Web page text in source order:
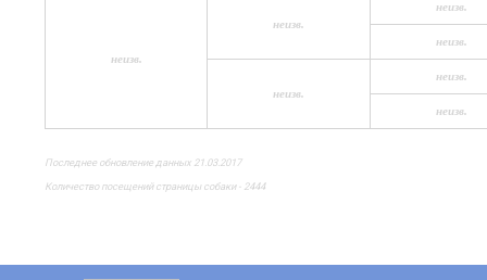
неизв.
неизв.
неизв.
неизв.
неизв.
неизв.
неизв.
Последнее обновление данных 21.03.2017
Количество посещений страницы собаки - 2444